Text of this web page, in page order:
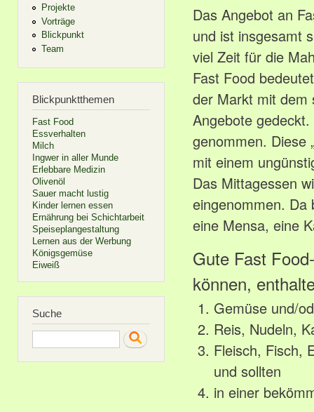
Projekte
Vorträge
Blickpunkt
Team
Blickpunktthemen
Fast Food
Essverhalten
Milch
Ingwer in aller Munde
Erlebbare Medizin
Olivenöl
Sauer macht lustig
Kinder lernen essen
Ernährung bei Schichtarbeit
Speiseplangestaltung
Lernen aus der Werbung
Königsgemüse
Eiweiß
Suche
Search
Das Angebot an
und ist insgesamt
viel Zeit für die
Fast Food
der Markt mit dem
Angebote
genommen. Diese
mit einem
Das Mittagessen
eingenommen. Da
eine Mensa, eine
Gute Fast
können,
Gemüse und/
Reis, Nudeln,
Fleisch, Fisch,
und sollten
in einer